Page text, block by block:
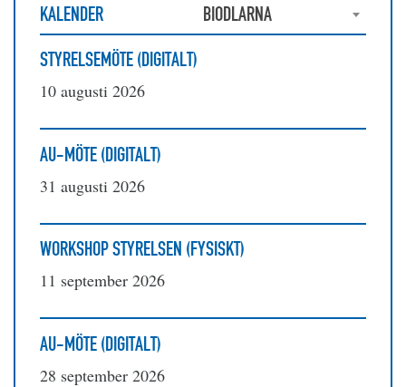
KALENDER
BIODLARNA
STYRELSEMÖTE (DIGITALT)
10 augusti 2026
AU-MÖTE (DIGITALT)
31 augusti 2026
WORKSHOP STYRELSEN (FYSISKT)
11 september 2026
AU-MÖTE (DIGITALT)
28 september 2026